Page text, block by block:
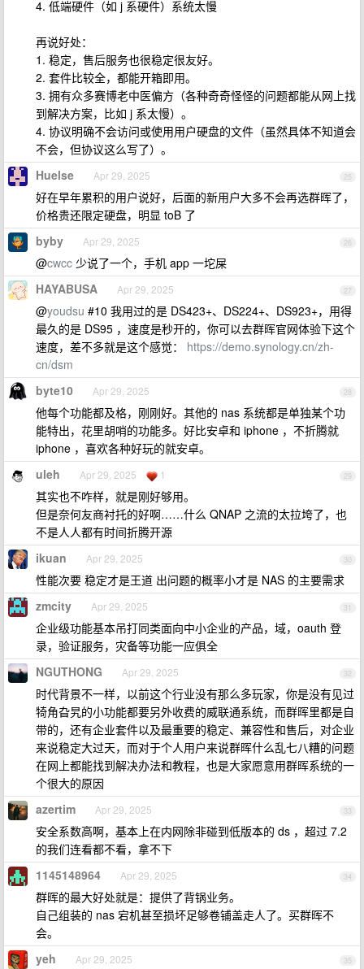
4. 低端硬件（如 j 系硬件）系统太慢
再说好处：
1. 稳定，售后服务也很稳定很友好。
2. 套件比较全，都能开箱即用。
3. 拥有众多赛博老中医偏方（各种奇奇怪怪的问题都能从网上找
到解决方案，比如 j 系太慢）。
4. 协议明确不会访问或使用用户硬盘的文件（虽然具体不知道会
不会，但协议这么写了）。
25
Huelse Apr 29, 2025
好在早年累积的用户说好，后面的新用户大多不会再选群晖了，
价格贵还限定硬盘，明显 toB 了
26
byby Apr 29, 2025
@cwcc 少说了一个，手机 app 一坨屎
27
HAYABUSA Apr 29, 2025
@youdsu #10 我用过的是 DS423+、DS224+、DS923+，用得
最久的是 DS95 ，速度是秒开的，你可以去群晖官网体验下这个
速度，差不多就是这个感觉： https://demo.synology.cn/zh-
cn/dsm
28
byte10 Apr 29, 2025
他每个功能都及格，刚刚好。其他的 nas 系统都是单独某个功
能特出，花里胡哨的功能多。好比安卓和 iphone ，不折腾就
iphone ，喜欢各种好玩的就安卓。
29
uleh Apr 29, 2025 1
其实也不咋样，就是刚好够用。
但是奈何友商衬托的好啊……什么 QNAP 之流的太拉垮了，也
不是人人都有时间折腾开源
30
ikuan Apr 29, 2025
性能次要 稳定才是王道 出问题的概率小才是 NAS 的主要需求
31
zmcity Apr 29, 2025
企业级功能基本吊打同类面向中小企业的产品，域，oauth 登
录，验证服务，灾备等功能一应俱全
32
NGUTHONG Apr 29, 2025
时代背景不一样，以前这个行业没有那么多玩家，你是没有见过
犄角旮旯的小功能都要另外收费的威联通系统，而群晖里都是自
带的，还有企业套件以及最重要的稳定、兼容性和售后，对企业
来说稳定大过天，而对于个人用户来说群晖什么乱七八糟的问题
在网上都能找到解决办法和教程，也是大家愿意用群晖系统的一
个很大的原因
33
azertim Apr 29, 2025
安全系数高啊，基本上在内网除非碰到低版本的 ds ，超过 7.2
的我们连看都不看，拿不下
34
1145148964 Apr 29, 2025
群晖的最大好处就是：提供了背锅业务。
自己组装的 nas 宕机甚至损坏足够卷铺盖走人了。买群晖不
会。
35
yeh Apr 29, 2025